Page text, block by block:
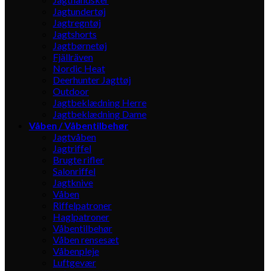
Jagtundertøj
Jagtregntøj
Jagtshorts
Jagtbørnetøj
Fjällräven
Nordic Heat
Deerhunter Jagttøj
Outdoor
Jagtbeklædning Herre
Jagtbeklædning Dame
Våben / Våbentilbehør
Jagtvåben
Jagtriffel
Brugte rifler
Salonriffel
Jagtknive
Våben
Riffelpatroner
Haglpatroner
Våbentilbehør
Våben rensesæt
Våbenpleje
Luftgevær